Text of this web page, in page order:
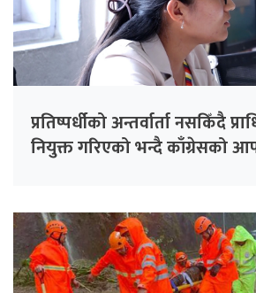
प्रतिष्पर्धीको अन्तर्वार्ता नसकिँदै
नियुक्त गरिएको भन्दै काँग्रेसको